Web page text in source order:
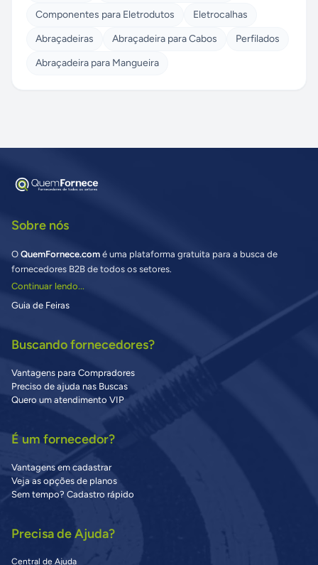
Componentes para Eletrodutos
Eletrocalhas
Abraçadeiras
Abraçadeira para Cabos
Perfilados
Abraçadeira para Mangueira
Sobre nós
O QuemFornece.com é uma plataforma gratuita para a busca de
fornecedores B2B de todos os setores.
Continuar lendo...
Guia de Feiras
Buscando fornecedores?
Vantagens para Compradores
Preciso de ajuda nas Buscas
Quero um atendimento VIP
É um fornecedor?
Vantagens em cadastrar
Veja as opções de planos
Sem tempo? Cadastro rápido
Precisa de Ajuda?
Central de Ajuda